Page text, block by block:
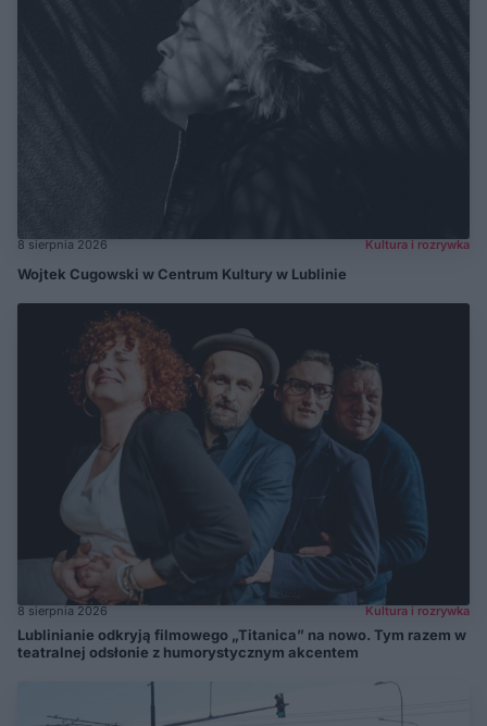
8 sierpnia 2026 Kultura i rozrywka
Wojtek Cugowski w Centrum Kultury w Lublinie
8 sierpnia 2026 Kultura i rozrywka
Lublinianie odkryją filmowego „Titanica” na nowo. Tym razem w
teatralnej odsłonie z humorystycznym akcentem